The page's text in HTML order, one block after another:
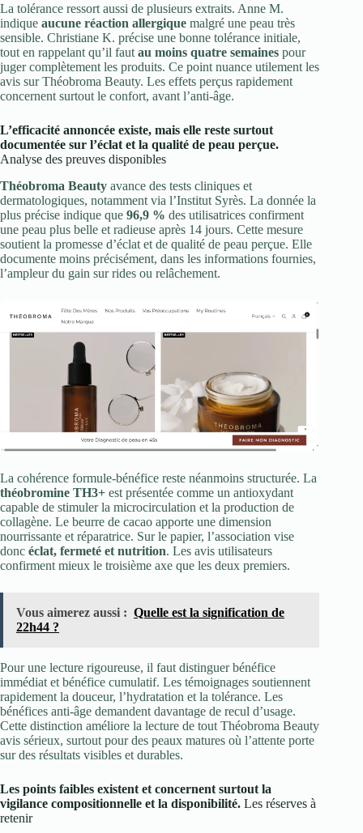
La tolérance ressort aussi de plusieurs extraits. Anne M.
indique aucune réaction allergique malgré une peau très
sensible. Christiane K. précise une bonne tolérance initiale,
tout en rappelant qu’il faut au moins quatre semaines pour
juger complètement les produits. Ce point nuance utilement les
avis sur Théobroma Beauty. Les effets perçus rapidement
concernent surtout le confort, avant l’anti-âge.
L’efficacité annoncée existe, mais elle reste surtout
documentée sur l’éclat et la qualité de peau perçue.
Analyse des preuves disponibles
Théobroma Beauty avance des tests cliniques et
dermatologiques, notamment via l’Institut Syrès. La donnée la
plus précise indique que 96,9 % des utilisatrices confirment
une peau plus belle et radieuse après 14 jours. Cette mesure
soutient la promesse d’éclat et de qualité de peau perçue. Elle
documente moins précisément, dans les informations fournies,
l’ampleur du gain sur rides ou relâchement.
La cohérence formule-bénéfice reste néanmoins structurée. La
théobromine TH3+ est présentée comme un antioxydant
capable de stimuler la microcirculation et la production de
collagène. Le beurre de cacao apporte une dimension
nourrissante et réparatrice. Sur le papier, l’association vise
donc éclat, fermeté et nutrition. Les avis utilisateurs
confirment mieux le troisième axe que les deux premiers.
Vous aimerez aussi : Quelle est la signification de
22h44 ?
Pour une lecture rigoureuse, il faut distinguer bénéfice
immédiat et bénéfice cumulatif. Les témoignages soutiennent
rapidement la douceur, l’hydratation et la tolérance. Les
bénéfices anti-âge demandent davantage de recul d’usage.
Cette distinction améliore la lecture de tout Théobroma Beauty
avis sérieux, surtout pour des peaux matures où l’attente porte
sur des résultats visibles et durables.
Les points faibles existent et concernent surtout la
vigilance compositionnelle et la disponibilité. Les réserves à
retenir